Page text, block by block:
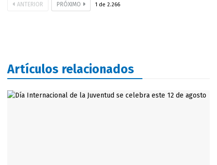
ANTERIOR PRÓXIMO 1 de 2.266
Artículos relacionados